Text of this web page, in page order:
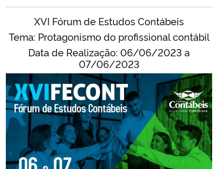
Ministério da Cidadania
Ministério da Saúde
Ministério de Minas e Energia
Ministério da Ciência, Tecnologia, Inovações e Comunicações
Ministério do Meio Ambiente
Ministério do Turismo
Ministério do Desenvolvimento Regional
XVI Fórum de Estudos Contábeis
Tema: Protagonismo do profissional contábil
Data de Realização: 06/06/2023 a
07/06/2023